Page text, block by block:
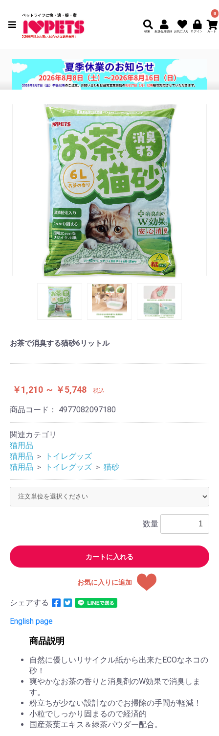
ペットライフに快・適・提・案
0
お茶で消臭する猫砂6リットル
￥1,210 ～ ￥5,748 税込
商品コード： 4977082097180
関連カテゴリ
猫用品
猫用品 ＞
トイレグッズ
猫用品 ＞ トイレグッズ ＞ 猫砂
数量
カートに入れる
お気に入りに追加
シェアする
English page
商品説明
自然に優しいリサイクル紙から出来たECOなネコの
砂！
爽やかなお茶の香りと消臭剤のW効果で消臭しま
す。
粉立ちが少ない設計なのでお掃除の手間が軽減！
小粒でしっかり固まるので経済的
国産茶葉エキス＆緑茶パウダー配合。